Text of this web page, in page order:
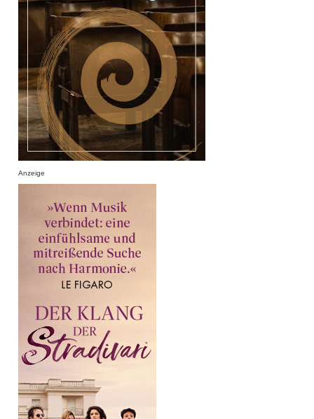
Anzeige